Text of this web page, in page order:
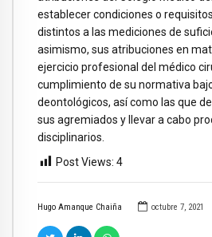
Hugo Amanque Chaiña octubre 7, 2021
establecer condiciones o
distintos a las mediciones de
asimismo, sus atribuciones en
ejercicio profesional del médico
cumplimiento de su normativa
deontológicos, así como las que
sus agremiados y llevar a cabo
disciplinarios.
Post Views: 4